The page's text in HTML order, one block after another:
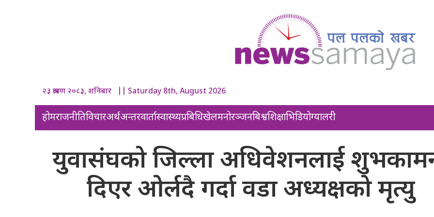
२३ श्रावण २०८३, शनिबार || Saturday 8th, August 2026
होमराजनीतिविचारअर्थअन्तरवार्तास्वास्थ्यप्रबिधिखेलमनोरञ्जनबिश्वशिक्षाभिडियोग्यालरी
युवासंघको जिल्ला अधिवेशनलाई
दिएर ओर्लदै गर्दा वडा अध्यक्षको मृत्यु